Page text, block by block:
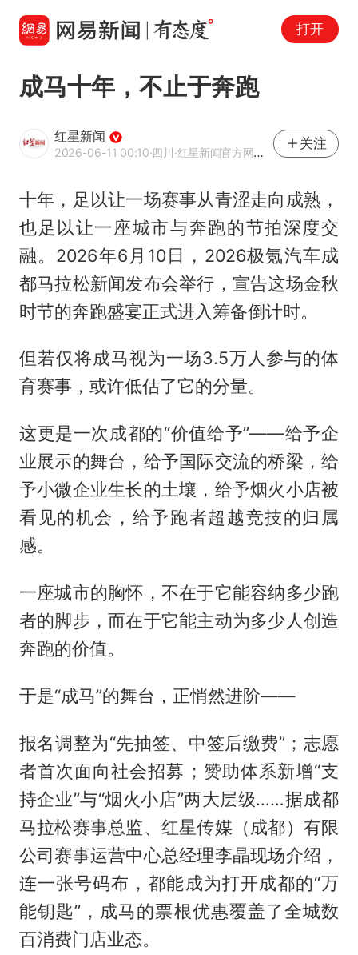
打开
成马十年，不止于奔跑
红星新闻
2026-06-11 00:10·四川·红星新闻官方网易号
关注
十年，足以让一场赛事从青涩走向成熟，
也足以让一座城市与奔跑的节拍深度交
融。2026年6月10日，2026极氪汽车成
都马拉松新闻发布会举行，宣告这场金秋
时节的奔跑盛宴正式进入筹备倒计时。
但若仅将成马视为一场3.5万人参与的体
育赛事，或许低估了它的分量。
这更是一次成都的“价值给予”——给予企
业展示的舞台，给予国际交流的桥梁，给
予小微企业生长的土壤，给予烟火小店被
看见的机会，给予跑者超越竞技的归属
感。
一座城市的胸怀，不在于它能容纳多少跑
者的脚步，而在于它能主动为多少人创造
奔跑的价值。
于是“成马”的舞台，正悄然进阶——
报名调整为“先抽签、中签后缴费”；志愿
者首次面向社会招募；赞助体系新增“支
持企业”与“烟火小店”两大层级……据成都
马拉松赛事总监、红星传媒（成都）有限
公司赛事运营中心总经理李晶现场介绍，
连一张号码布，都能成为打开成都的“万
能钥匙”，成马的票根优惠覆盖了全城数
百消费门店业态。